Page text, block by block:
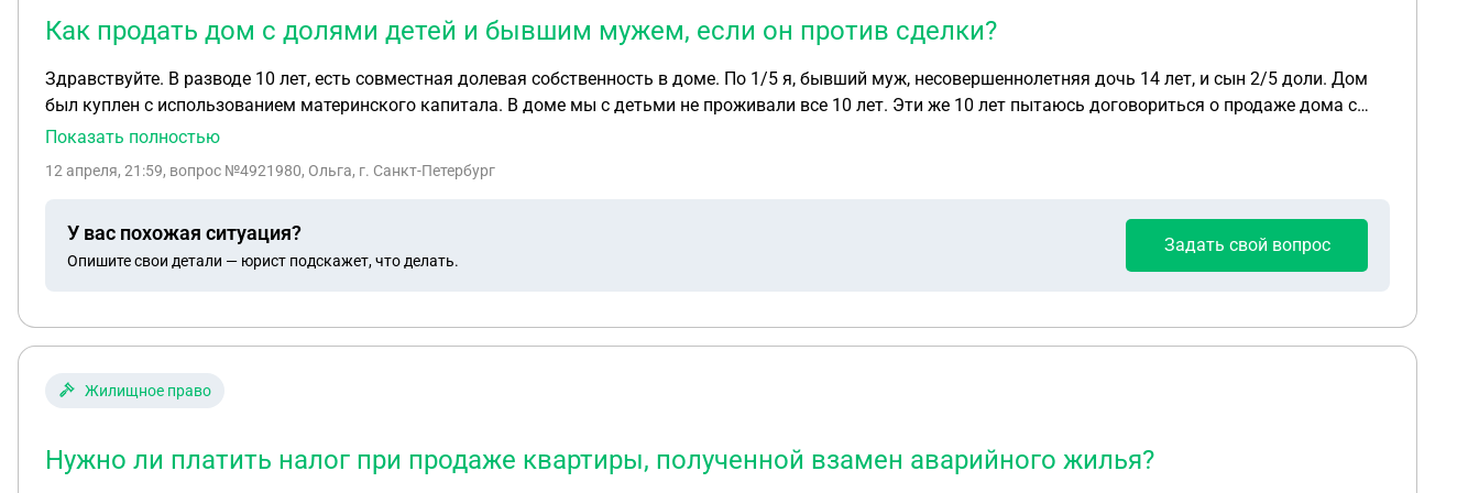
Как продать дом с долями детей и бывшим мужем, если он против сделки?
Здравствуйте. В разводе 10 лет, есть совместная долевая собственность в доме. По 1/5 я, бывший муж, несовершеннолетняя дочь 14 лет, и сын 2/5 доли. Дом
был куплен с использованием материнского капитала. В доме мы с детьми не проживали все 10 лет. Эти же 10 лет пытаюсь договориться о продаже дома с
бывшим мужем. Сейчас выставили в очередной раз на продажу дом, бывший муж не согласен с продажей. Долю несовершеннолетней дочери путем отчуждения
Приставы вынесли решение взыскать со всех собственников, хотя мы в доме не проживаем, ни чем не пользуемся. Получается нарушаются наши права на
Показать полностью
12 апреля, 21:59, вопрос №4921980, Ольга, г. Санкт-Петербург
У вас похожая ситуация?
Опишите свои детали — юрист подскажет, что делать.
Задать свой вопрос
Жилищное право
Нужно ли платить налог при продаже квартиры, полученной взамен аварийного жилья?